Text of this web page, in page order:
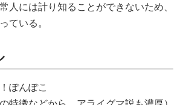
人には計り知ることができないため、
ている。
ぽんぽこ